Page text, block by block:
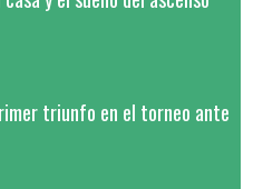
triunfo en el torneo ante